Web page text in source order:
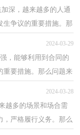
深，越来越多的人通
生争议的重要措施。那
精心...
2024-03-29
，能够利用到合同的
重要措施。那么问题来
2024-03-28
越多的场景和场合需
，严格履行义务。那么